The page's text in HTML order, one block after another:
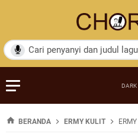
BERANDA ERMY KULIT